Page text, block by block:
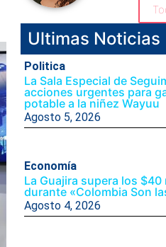
Ultimas Noticias
Politica
La Sala Especial de
acciones urgentes para
potable a la niñez Wayuu
Agosto 5, 2026
Economía
La Guajira supera los
durante «Colombia Son
Agosto 4, 2026